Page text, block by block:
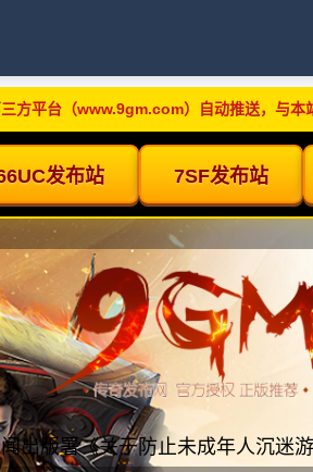
方平台（www.9gm.com）自动推送，与本